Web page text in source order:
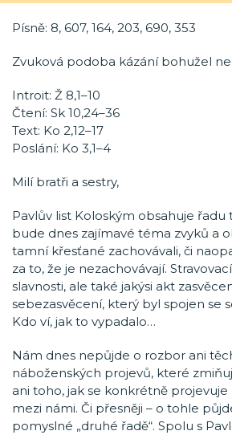
Písně: 8, 607, 164, 203, 690, 353
Zvuková podoba kázání bohužel
Introit: Ž 8,1–10
Čtení: Sk 10,24–36
Text: Ko 2,12–17
Poslání: Ko 3,1–4
Milí bratři a sestry,
Pavlův list Koloským obsahuje řadu
bude dnes zajímavé téma zvyků a
tamní křesťané zachovávali, či
za to, že je nezachovávají.
slavnosti, ale také jakýsi akt
sebezasvěcení, který byl spojen se
Kdo ví, jak to vypadalo…
Nám dnes nepůjde o rozbor ani
náboženských projevů, které
ani toho, jak se konkrétně
mezi námi. Či přesněji – o tohle
pomyslné „druhé řadě“. Spolu s